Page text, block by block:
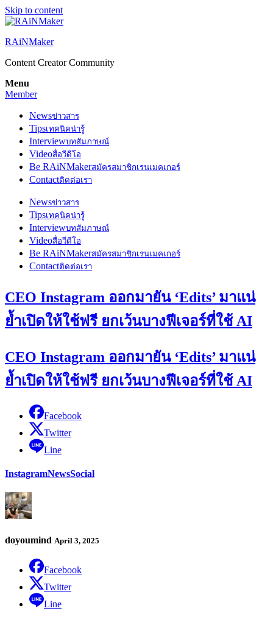
Skip to content
RAiNMaker
Content Creator Community
Menu
Member
Newsข่าวสาร
Tipsเทคนิคน่ารู้
Interviewบทสัมภาษณ์
Videoสื่อวีดีโอ
Be RAiNMakerสมัครสมาชิกเรนเมคเกอร์
Contactติดต่อเรา
Newsข่าวสาร
Tipsเทคนิคน่ารู้
Interviewบทสัมภาษณ์
Videoสื่อวีดีโอ
Be RAiNMakerสมัครสมาชิกเรนเมคเกอร์
Contactติดต่อเรา
CEO Instagram ออกมายัน ‘Edits’ มาแน่
ย้ำเปิดให้ใช้ฟรี ยกเว้นบางฟีเจอร์ที่ใช้ AI
CEO Instagram ออกมายัน ‘Edits’ มาแน่
ย้ำเปิดให้ใช้ฟรี ยกเว้นบางฟีเจอร์ที่ใช้ AI
Facebook
Twitter
Line
InstagramNewsSocial
doyoumind April 3, 2025
Facebook
Twitter
Line